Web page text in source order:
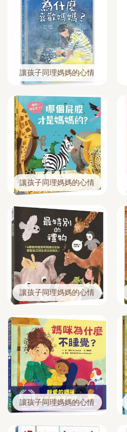
讓孩子同理媽媽的心情
讓孩子同理媽媽的心情
讓孩子同理媽媽的心情
讓孩子同理媽媽的心情